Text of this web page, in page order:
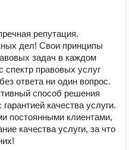
репутация.
дел! Свои принципы
задач в каждом
спектр правовых услуг
ответа ни один вопрос.
способ решения
качества услуги.
постоянными клиентами,
качества услуги, за что